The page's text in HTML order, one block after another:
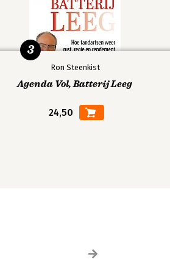
Ron Steenkist
Agenda Vol, Batterij Leeg
24,50
3